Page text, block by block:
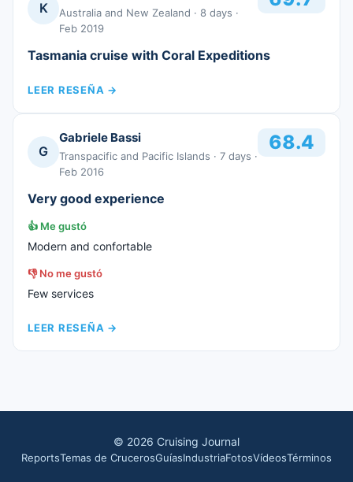
K Australia and New Zealand · 8 days ·
Feb 2019
Tasmania cruise with Coral Expeditions
LEER RESEÑA →
G
Gabriele Bassi
Transpacific and Pacific Islands · 7 days ·
Feb 2016
68.4
Very good experience
👍 Me gustó
Modern and confortable
👎No me gustó
Few services
LEER RESEÑA →
© 2026 Cruising Journal
ReportsTemas de CrucerosGuíasIndustriaFotosVídeosTérminos